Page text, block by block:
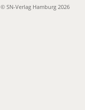
© SN-Verlag Hamburg 2026